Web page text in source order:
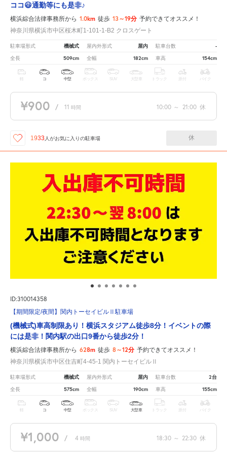
ココ😃通勤等にも是非♪
横浜綜合法律事務所から 1.0km 徒歩 13～19分 予約できてオススメ！
神奈川県横浜市中区桜木町1-101-1-B2 クロスゲート
駐車場形式 機械式 屋内外形式 屋内 駐車台数 -
全長 509cm 全幅 182cm 車高 154cm
軽 コ 中型 ボックス SUV 大型車 トラック 原付 バイク
¥900 / 11 時間 10:00 ～ 21:00 休
1933 人がお気に入りの駐車場 休
ID:310014358
【期間限定/夜間】関内トーセイビルⅡ駐車場
(機械式)車高制限あり！横浜スタジアム徒歩8分！イベントの際
には是非！関内駅の出口9番から徒歩2分！
横浜綜合法律事務所から 628m 徒歩 8～12分 予約できてオススメ！
神奈川県横浜市中区住吉町4-45-1 関内トーセイビルⅡ
駐車場形式 機械式 屋内外形式 屋内 駐車台数 2台
全長 575cm 全幅 190cm 車高 155cm
軽 コ 中型 ボックス SUV 大型車 トラック 原付 バイク
¥1,000 / 4 時間 18:30 ～ 22:30 休